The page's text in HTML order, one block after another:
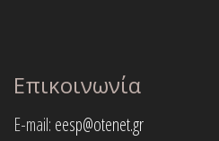
Επικοινωνία
E-mail: eesp@otenet.gr